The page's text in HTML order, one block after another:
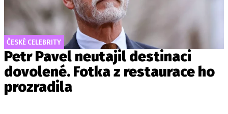
ČESKÉ CELEBRITY
Petr Pavel neutajil destinaci
dovolené. Fotka z restaurace ho
prozradila